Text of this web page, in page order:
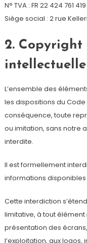
N° TVA : FR 22 424 761 419
Siège social : 2 rue
2. Copyright
intellectuelle
L’ensemble des
les dispositions du
conséquence, toute
ou imitation, sans notre
interdite.
Il est formellement
informations
Cette interdiction
limitative, à tout
présentation des
l’exploitation, aux